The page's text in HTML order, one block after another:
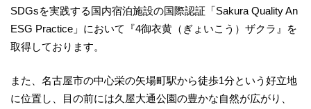
SDGsを実践する国内宿泊施設の国際認証「Sakura Quality An
ESG Practice」において『4御衣黄（ぎょいこう）ザクラ』を
取得しております。
また、名古屋市の中心栄の矢場町駅から徒歩1分という好立地
に位置し、目の前には久屋大通公園の豊かな自然が広がり、